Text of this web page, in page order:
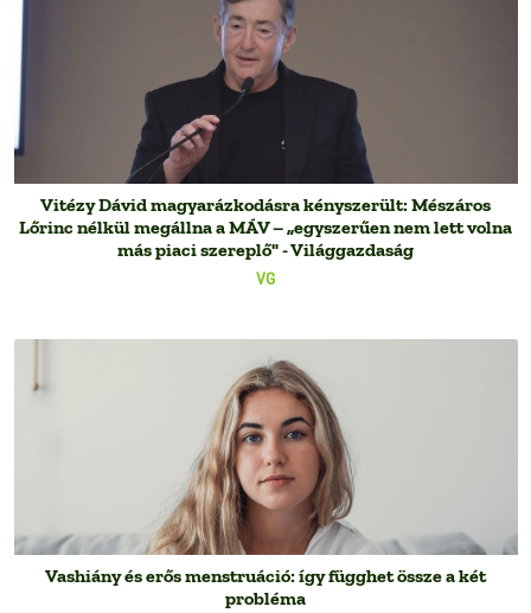
VG
Vitézy Dávid magyarázkodásra kényszerült: Mészáros
Lőrinc nélkül megállna a MÁV – „egyszerűen nem lett volna
más piaci szereplő" - Világgazdaság
Vashiány és erős menstruáció: így függhet össze a két
probléma